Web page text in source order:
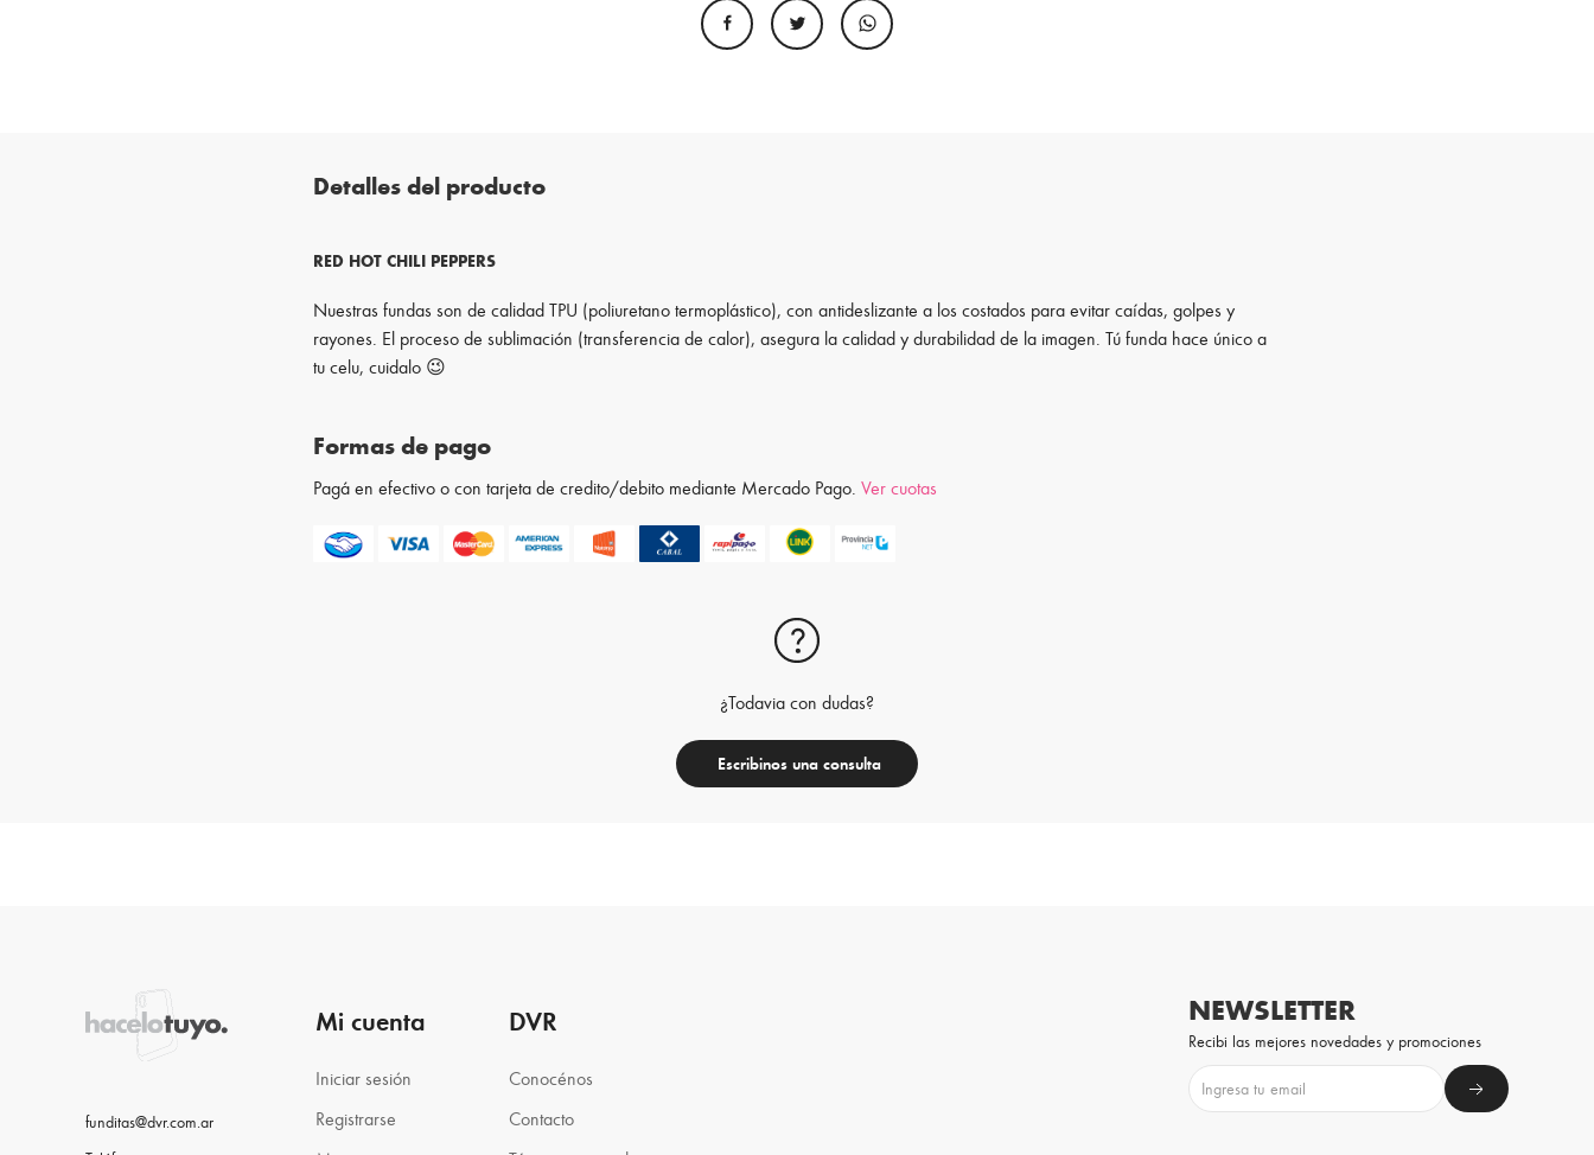
Detalles del producto
RED HOT CHILI PEPPERS
Nuestras fundas son de calidad TPU (poliuretano termoplástico), con antideslizante a los costados para evitar caídas, golpes y
rayones. El proceso de sublimación (transferencia de calor), asegura la calidad y durabilidad de la imagen. Tú funda hace único a
tu celu, cuidalo 😉
Formas de pago
Pagá en efectivo o con tarjeta de credito/debito mediante Mercado Pago.Ver cuotas
¿Todavia con dudas?
Escribinos una consulta
funditas@dvr.com.ar
Mi cuenta
Iniciar sesión
Registrarse
DVR
Conocénos
Contacto
NEWSLETTER
Recibi las mejores novedades y promociones